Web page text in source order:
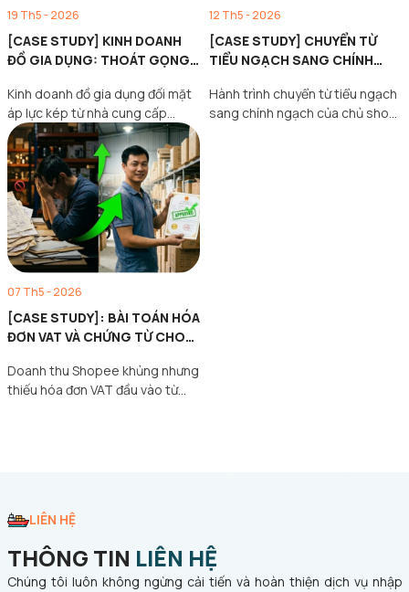
19 Th5 - 2026
[CASE STUDY] KINH DOANH
ĐỒ GIA DỤNG: THOÁT GỌNG
VAT
Kinh doanh đồ gia dụng đối mặt
áp lực kép từ nhà cung cấp
tăng…
12 Th5 - 2026
[CASE STUDY] CHUYỂN TỪ
TIỂU NGẠCH SANG CHÍNH
KIỆN ĐIỆN THOẠI
Hành trình chuyển từ tiểu ngạch
sang chính ngạch của chủ shop
07 Th5 - 2026
[CASE STUDY]: BÀI TOÁN HÓA
ĐƠN VAT VÀ CHỨNG TỪ CHO
Doanh thu Shopee khủng nhưng
thiếu hóa đơn VAT đầu vào từ
LIÊN HỆ
THÔNG TIN LIÊN HỆ
Chúng tôi luôn không ngừng cải tiến và hoàn thiện dịch vụ nhập